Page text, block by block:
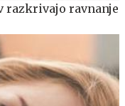
razkrivajo ravnanje